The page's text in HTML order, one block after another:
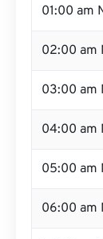
01:00 am
02:00 am
03:00 am
04:00 am
05:00 am
06:00 am